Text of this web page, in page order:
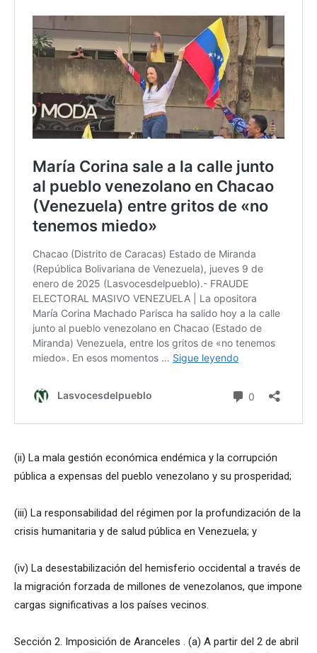
(ii) La mala gestión económica endémica y la corrupción
pública a expensas del pueblo venezolano y su prosperidad;
(iii) La responsabilidad del régimen por la profundización de la
crisis humanitaria y de salud pública en Venezuela; y
(iv) La desestabilización del hemisferio occidental a través de
la migración forzada de millones de venezolanos, que impone
cargas significativas a los países vecinos.
Sección 2. Imposición de Aranceles . (a) A partir del 2 de abril